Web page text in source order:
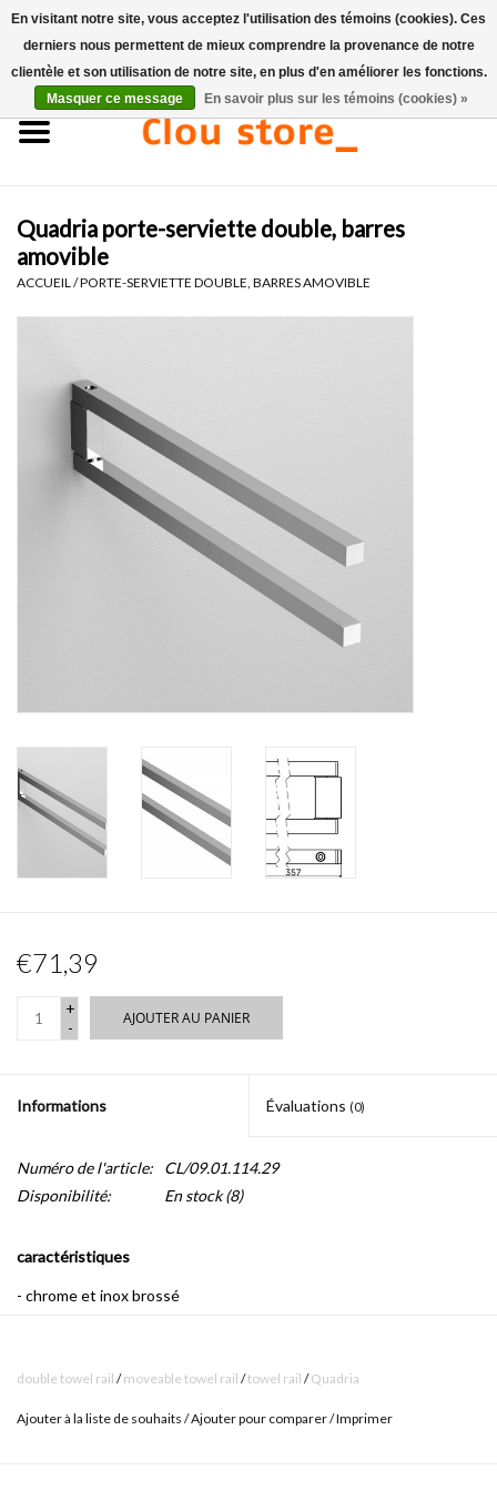
Accueil
Ensembles de lave-mains
Robinets & vidanges
Meubles
Quadria porte-serviette double, barres
amovible
ACCUEIL /PORTE-SERVIETTE DOUBLE, BARRES AMOVIBLE
€71,39
+
-
AJOUTER AU PANIER
Informations Évaluations (0)
Numéro de l'article:
CL/09.01.114.29
Disponibilité:
En stock(8)
caractéristiques
- chrome et inox brossé
Les accessoires de salle de bains Quadria sont les accessoires
double towel rail /moveable towel rail /towel rail /Quadria
Ajouter à la liste de souhaits /Ajouter pour comparer/Imprimer
En visitant notre site, vous acceptez l'utilisation des témoins (cookies). Ces
derniers nous permettent de mieux comprendre la provenance de notre
clientèle et son utilisation de notre site, en plus d'en améliorer les fonctions.
Masquer ce message
En savoir plus sur les témoins (cookies) »